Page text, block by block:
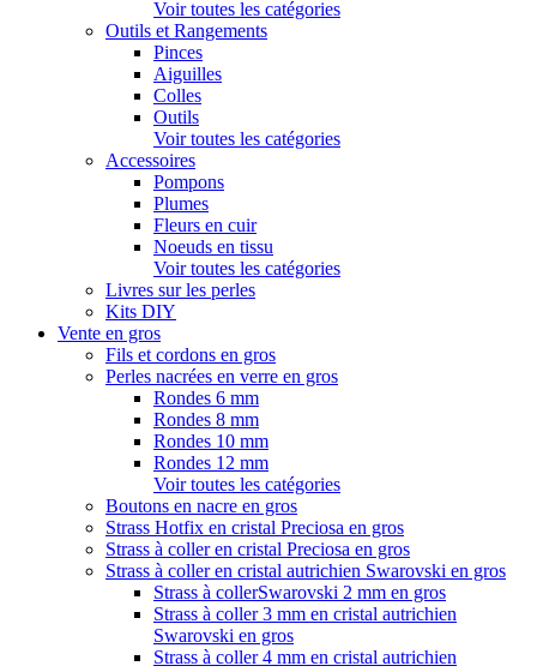
Voir toutes les catégories
Outils et Rangements
Pinces
Aiguilles
Colles
Outils
Voir toutes les catégories
Accessoires
Pompons
Plumes
Fleurs en cuir
Noeuds en tissu
Voir toutes les catégories
Livres sur les perles
Kits DIY
Vente en gros
Fils et cordons en gros
Perles nacrées en verre en gros
Rondes 6 mm
Rondes 8 mm
Rondes 10 mm
Rondes 12 mm
Voir toutes les catégories
Boutons en nacre en gros
Strass Hotfix en cristal Preciosa en gros
Strass à coller en cristal Preciosa en gros
Strass à coller en cristal autrichien Swarovski en gros
Strass à collerSwarovski 2 mm en gros
Strass à coller 3 mm en cristal autrichien
Swarovski en gros
Strass à coller 4 mm en cristal autrichien